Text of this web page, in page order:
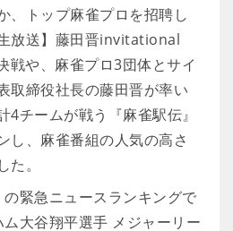
、トップ麻雀プロを招聘し
放送】藤田晋invitational
戦や、麻雀プロ3団体とサイ
取締役社長の藤田晋が率い
4チームが戦う『麻雀駅伝』
し、麻雀番組の人気の高さ
。
緊急ニュースランキングで
大谷翔平選手 メジャーリー